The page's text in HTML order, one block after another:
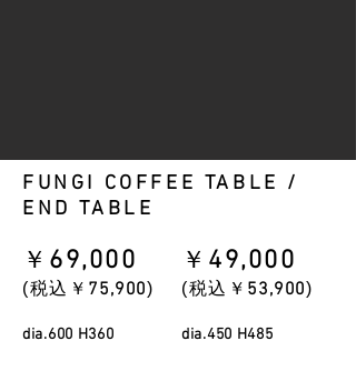
FUNGI COFFEE TABLE /
END TABLE
​￥ 69,000
​(税込￥ 75,900)
dia.600 H360
​￥ 49,000
​(税込 ￥ 53,900)
dia.450 H485